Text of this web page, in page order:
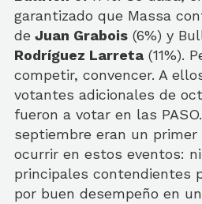
garantizado que Massa
de Juan Grabois (6%) y
Rodríguez Larreta (11%).
competir, convencer. A
votantes adicionales de
fueron a votar en las
septiembre eran un
ocurrir en estos eventos:
principales contendientes
por buen desempeño en